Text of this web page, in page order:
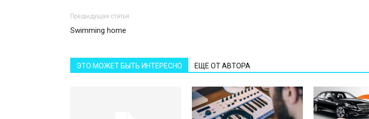
Предыдущая статья
Swimming home
ЭТО МОЖЕТ БЫТЬ ИНТЕРЕСНО ЕЩЕ ОТ АВТОРА